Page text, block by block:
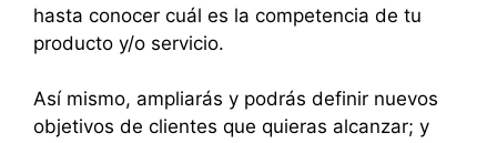
hasta conocer cuál es la competencia de tu
producto y/o servicio.
Así mismo, ampliarás y podrás definir nuevos
objetivos de clientes que quieras alcanzar; y